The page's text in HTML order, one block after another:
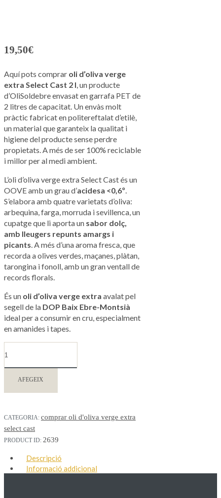
19,50€
Aquí pots comprar oli d’oliva verge
extra Select Cast 2 l , un producte
d’OliSoldebre envasat en garrafa PET de
2 litres de capacitat. Un envàs molt
pràctic fabricat en politereftalat d’etilè,
un material que garanteix la qualitat i
higiene del producte sense perdre
propietats. A més de ser 100% reciclable
i millor per al medi ambient.
L’oli d’oliva verge extra Select Cast és un
OOVE amb un grau d’acidesa <0,6º
S’elabora amb quatre varietats d’oliva:
arbequina, farga, morruda i sevillenca, un
cupatge que li aporta un sabor dolç,
amb lleugers repunts amargs i
picants . A més d’una aroma fresca, que
recorda a olives verdes, maçanes, plàtan,
tarongina i fonoll, amb un gran ventall de
records florals.
És un oli d’oliva verge extra avalat pel
segell de la DOP Baix Ebre-Montsià
ideal per a consumir en cru, especialment
en amanides i tapes.
AFEGEIX
CATEGORIA: comprar oli d'oliva verge extra
select cast
PRODUCT ID: 2639
Descripció
Informació addicional